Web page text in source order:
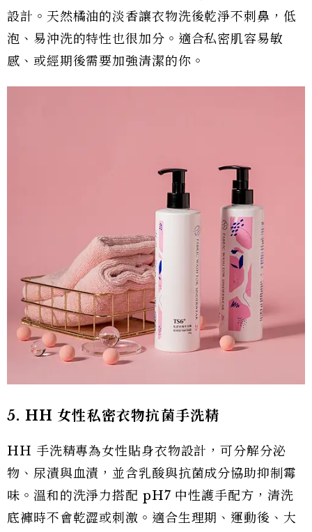
設計。天然橘油的淡香讓衣物洗後乾淨不刺鼻，低
泡、易沖洗的特性也很加分。適合私密肌容易敏
感、或經期後需要加強清潔的你。
5. HH 女性私密衣物抗菌手洗精
HH 手洗精專為女性貼身衣物設計，可分解分泌
物、尿漬與血漬，並含乳酸與抗菌成分協助抑制霉
味。溫和的洗淨力搭配 pH7 中性護手配方，清洗
底褲時不會乾澀或刺激。適合生理期、運動後、大